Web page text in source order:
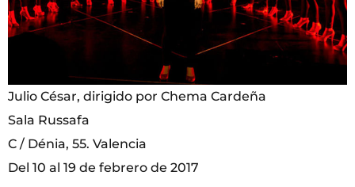
Julio César, dirigido por Chema Cardeña
Sala Russafa
C / Dénia, 55. Valencia
Del 10 al 19 de febrero de 2017